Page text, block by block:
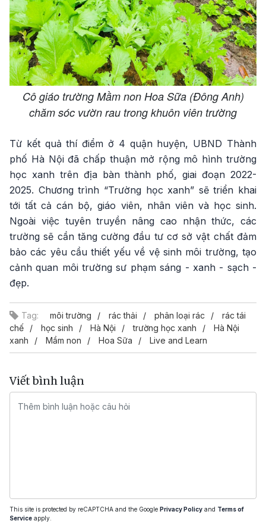
Cô giáo trường Mầm non Hoa Sữa (Đông Anh)
chăm sóc vườn rau trong khuôn viên trường
Từ kết quả thí điểm ở 4 quận huyện, UBND Thành
phố Hà Nội đã chấp thuận mở rộng mô hình trường
học xanh trên địa bàn thành phố, giai đoạn 2022-
2025. Chương trình “Trường học xanh” sẽ triển khai
tới tất cả cán bộ, giáo viên, nhân viên và học sinh.
Ngoài việc tuyên truyền nâng cao nhận thức, các
trường sẽ cần tăng cường đầu tư cơ sở vật chất đảm
bảo các yêu cầu thiết yếu về vệ sinh môi trường, tạo
cảnh quan môi trường sư phạm sáng - xanh - sạch -
đẹp.
Tag: môi trường rác thải phân loại rác
rác tái
chế
học sinh Hà Nội trường học xanh
Hà Nội
xanh
Mầm non Hoa Sữa Live and Learn
Viết bình luận
This site is protected by reCAPTCHA and the Google Privacy Policy and Terms of
Service apply.